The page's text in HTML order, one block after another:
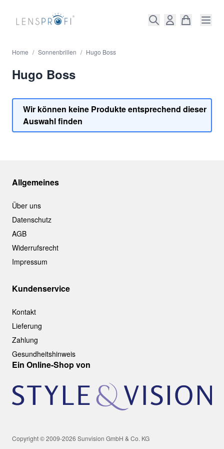
Home / Sonnenbrillen / Hugo Boss
Hugo Boss
Wir können keine Produkte entsprechend dieser
Auswahl finden
Allgemeines
Über uns
Datenschutz
AGB
Widerrufsrecht
Impressum
Kundenservice
Kontakt
Lieferung
Zahlung
Gesundheitshinweis
Ein Online-Shop von
Copyright © 2009-2026 Sunvision GmbH & Co. KG